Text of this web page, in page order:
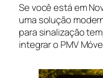
Se você está em
uma solução
para sinalização
integrar o PMV